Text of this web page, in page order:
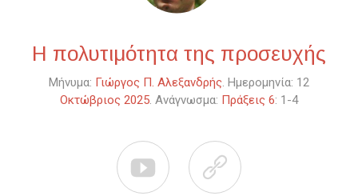
Η πολυτιμότητα της προσευχής
Μήνυμα: Γιώργος Π. Αλεξανδρής. Ημερομηνία: 12
Οκτώβριος 2025. Ανάγνωσμα: Πράξεις 6: 1-4
 